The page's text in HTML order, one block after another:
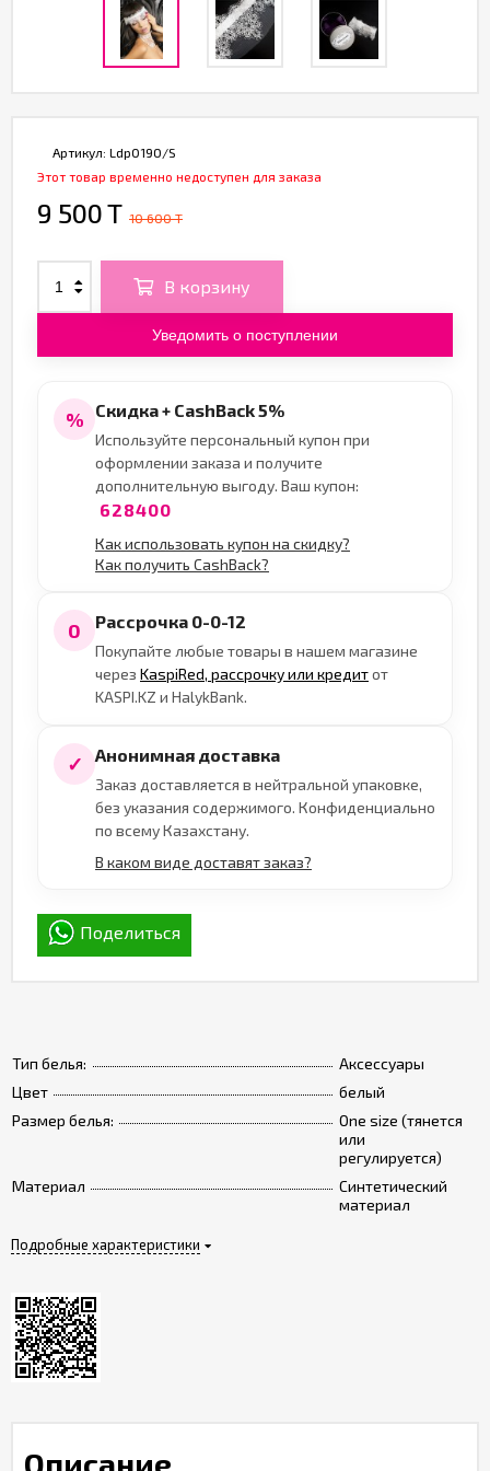
Тип белья:
Аксессуары
Цвет
белый
Размер белья:
One size (тянется
или
регулируется)
Материал
Синтетический
материал
Подробные характеристики
Артикул: Ldp019O/S
Этот товар временно недоступен для заказа
9 500 T 10 600 T
В корзину
Уведомить о поступлении
% Скидка + CashBack 5%
Используйте персональный купон при
оформлении заказа и получите
дополнительную выгоду. Ваш купон:
628400
Как использовать купон на скидку?
Как получить CashBack?
0 Рассрочка 0-0-12
Покупайте любые товары в нашем магазине
через KaspiRed, рассрочку или кредитот
KASPI.KZ и HalykBank.
✓ Анонимная доставка
Заказ доставляется в нейтральной упаковке,
без указания содержимого. Конфиденциально
по всему Казахстану.
В каком виде доставят заказ?
Поделиться
Описание